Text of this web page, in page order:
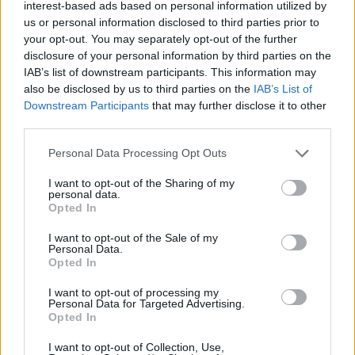
interest-based ads based on personal information utilized by
us or personal information disclosed to third parties prior to
your opt-out. You may separately opt-out of the further
disclosure of your personal information by third parties on the
IAB’s list of downstream participants. This information may
also be disclosed by us to third parties on the IAB’s List of
Downstream Participants that may further disclose it to other
Personal Data Processing Opt Outs
I want to opt-out of the Sharing of my
personal data.
Opted In
I want to opt-out of the Sale of my
Personal Data.
Opted In
I want to opt-out of processing my
Personal Data for Targeted Advertising.
Opted In
I want to opt-out of Collection, Use,
COSCO: Απολογισμός των 10 ετών από την είσοδο
στη μετοχική σύνθεση του ΟΛΠ
10/08/2026 - 18:53 ΕΠΙΧΕΙΡΗΣΕΙΣ
Κολομβία: Σεισμός 7,4 βαθμών - Καταρρεύσεις
κτιρίων, νεκροί και εγκλωβισμένοι
ευρώ ο τζίρος
10/08/2026 - 18:23
Κωτσόβολος: Τζίρος €753,6 εκατ. και καθαρά
κέρδη μόλις €16 χιλ. στο πρώτο πλήρες έτος υπό τη
10/08/2026 - 18:05 ΛΙΑΝΕΜΠΟΡΙΟ
Νέο αεροδρόμιο Ηρακλείου: Οι τρεις ομάδες που